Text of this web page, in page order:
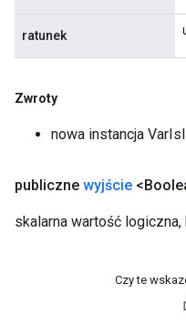
ratunek
Zwroty
nowa instancja
publiczne wyjście
skalarna wartość
Czy te